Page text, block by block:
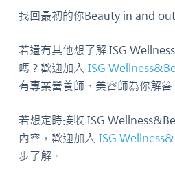
找回最初的你Beauty in and out
若還有其他想了解 ISG
嗎？歡迎加入 ISG
有專業營養師、美容師為你解答
若想定時接收 ISG
內容，歡迎加入 ISG
步了解。